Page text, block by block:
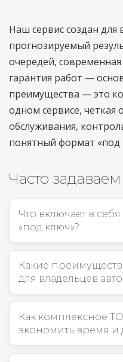
Наш сервис создан
прогнозируемый
очередей,
гарантия работ —
преимущества — это
одном сервисе, четкая
обслуживания,
понятный формат «под
Часто
Что включает в
«под ключ»?
Какие
для владельцев
Как комплексное
экономить время и